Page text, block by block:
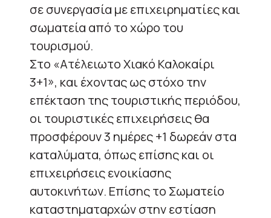
σε συνεργασία με επιχειρηματίες και
σωματεία από το χώρο του
τουρισμού.
Στο «Ατέλειωτο Χιακό Καλοκαίρι
3+1», και έχοντας ως στόχο την
επέκταση της τουριστικής περιόδου,
οι τουριστικές επιχειρήσεις θα
προσφέρουν 3 ημέρες +1 δωρεάν στα
καταλύματα, όπως επίσης και οι
επιχειρήσεις ενοικίασης
αυτοκινήτων. Επίσης το Σωματείο
καταστηματαρχών στην εστίαση